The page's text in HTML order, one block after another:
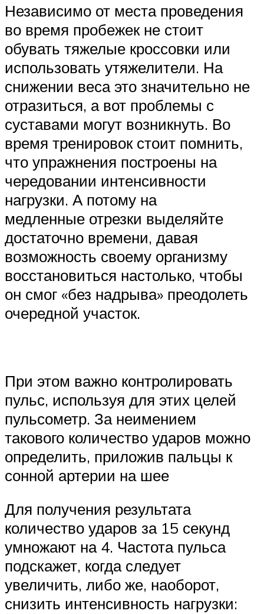
Независимо от места проведения
во время пробежек не стоит
обувать тяжелые кроссовки или
использовать утяжелители. На
снижении веса это значительно не
отразиться, а вот проблемы с
суставами могут возникнуть. Во
время тренировок стоит помнить,
что упражнения построены на
чередовании интенсивности
нагрузки. А потому на
медленные отрезки выделяйте
достаточно времени, давая
возможность своему организму
восстановиться настолько, чтобы
он смог «без надрыва» преодолеть
очередной участок.
При этом важно контролировать
пульс, используя для этих целей
пульсометр. За неимением
такового количество ударов можно
определить, приложив пальцы к
сонной артерии на шее
Для получения результата
количество ударов за 15 секунд
умножают на 4. Частота пульса
подскажет, когда следует
увеличить, либо же, наоборот,
снизить интенсивность нагрузки: